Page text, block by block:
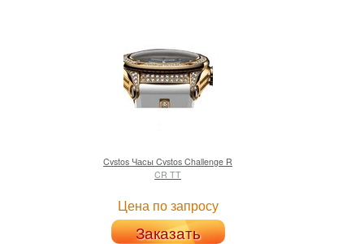
Cvstos Часы Cvstos Challenge R
CR TT
Цена по запросу
Заказать